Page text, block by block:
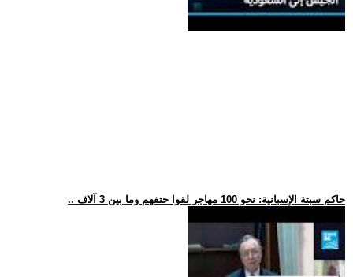
.. حاكم سبتة الإسبانية: نحو 100 مهاجر لقوا حتفهم وما بين 3 آلاف